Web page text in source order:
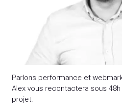
Parlons performance et
Alex vous recontactera sous
projet.